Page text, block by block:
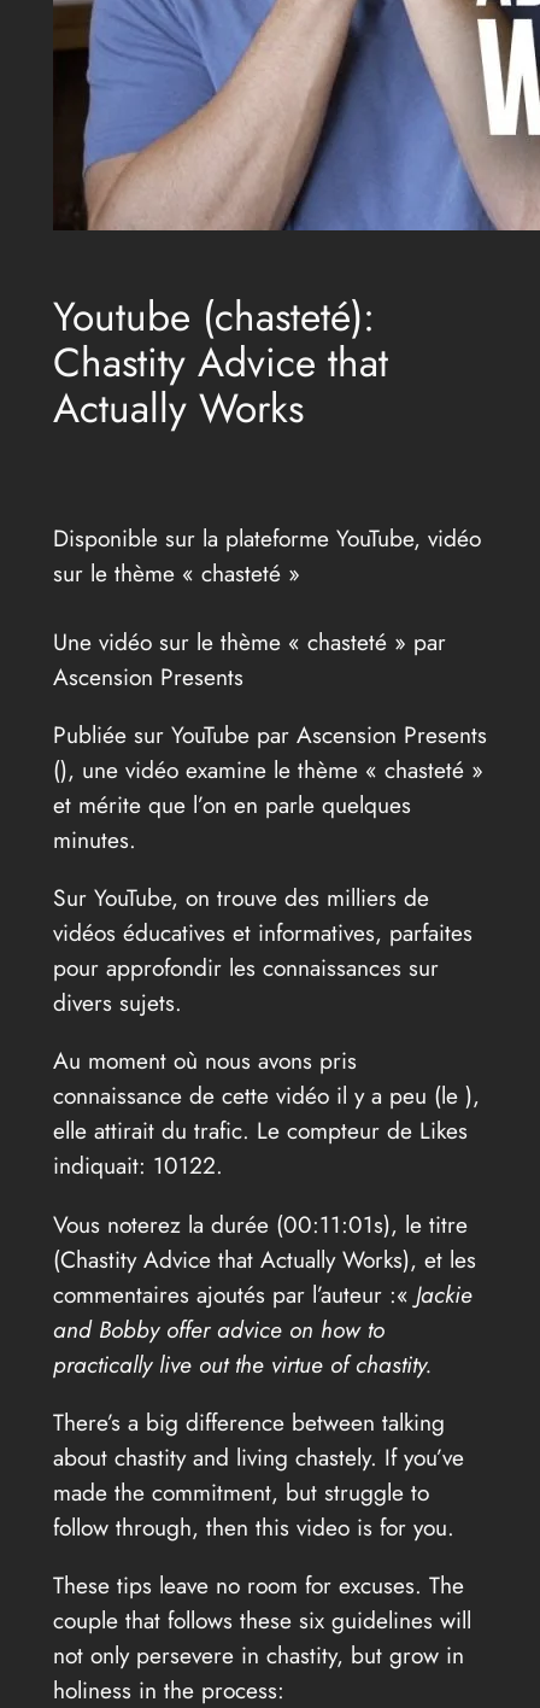
Youtube (chasteté):
Chastity Advice that
Actually Works
Disponible sur la plateforme YouTube, vidéo
sur le thème « chasteté »
Une vidéo sur le thème « chasteté » par
Ascension Presents
Publiée sur YouTube par Ascension Presents
(), une vidéo examine le thème « chasteté »
et mérite que l’on en parle quelques
minutes.
Sur YouTube, on trouve des milliers de
vidéos éducatives et informatives, parfaites
pour approfondir les connaissances sur
divers sujets.
Au moment où nous avons pris
connaissance de cette vidéo il y a peu (le ),
elle attirait du trafic. Le compteur de Likes
indiquait: 10122.
Vous noterez la durée (00:11:01s), le titre
(Chastity Advice that Actually Works), et les
commentaires ajoutés par l’auteur :« Jackie
and Bobby offer advice on how to
practically live out the virtue of chastity.
There’s a big difference between talking
about chastity and living chastely. If you’ve
made the commitment, but struggle to
follow through, then this video is for you.
These tips leave no room for excuses. The
couple that follows these six guidelines will
not only persevere in chastity, but grow in
holiness in the process: